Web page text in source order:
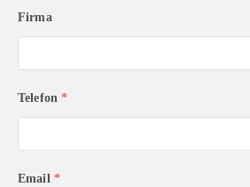
Firma
Telefon *
Email *